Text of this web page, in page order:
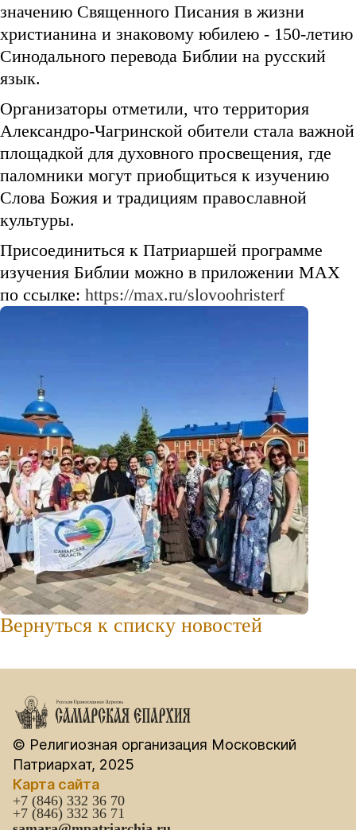
значению Священного Писания в жизни
христианина и знаковому юбилею - 150-летию
Синодального перевода Библии на русский
язык.
Организаторы отметили, что территория
Александро-Чагринской обители стала важной
площадкой для духовного просвещения, где
паломники могут приобщиться к изучению
Слова Божия и традициям православной
культуры.
Присоединиться к Патриаршей программе
изучения Библии можно в приложении MAX
по ссылке: https://max.ru/slovoohristerf
Вернуться к списку новостей
© Религиозная организация Московский
Патриархат, 2025
Карта сайта
+7 (846) 332 36 70
+7 (846) 332 36 71